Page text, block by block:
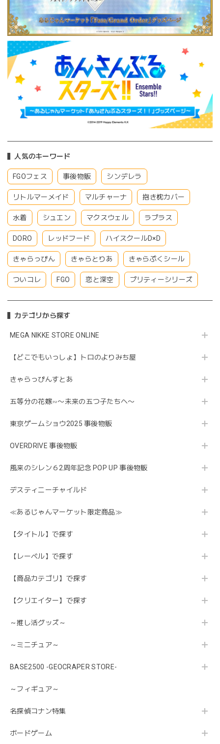
人気のキーワード
FGOフェス 事後物販 シンデレラ
リトルマーメイド マルチャーナ 抱き枕カバー
水着 シュエン マクスウェル ラプラス
DORO レッドフード ハイスクールD×D
きゃらっぴん きゃらとりあ きゃらぷくシール
ついコレ FGO 恋と深空 プリティーシリーズ
カテゴリから探す
MEGA NIKKE STORE ONLINE
【どこでもいっしょ】トロのよりみち屋
きゃらっぴんすとあ
五等分の花嫁∽〜未来の五つ子たちへ〜
東京ゲームショウ2025 事後物販
OVERDRIVE 事後物販
風来のシレン６2周年記念 POP UP 事後物販
デスティニーチャイルド
≪あるじゃんマーケット限定商品≫
【タイトル】で探す
【レーベル】で探す
【商品カテゴリ】で探す
【クリエイター】で探す
～推し活グッズ～
～ミニチュア～
BASE2500 -GEOCRAPER STORE-
～フィギュア～
名探偵コナン特集
ボードゲーム